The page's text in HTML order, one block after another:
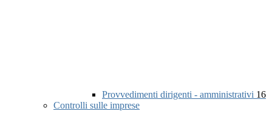
Provvedimenti dirigenti - amministrativi 16
Controlli sulle imprese